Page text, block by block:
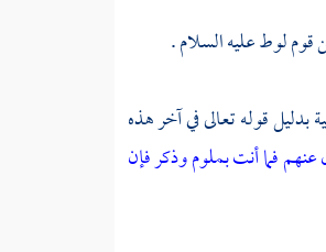
قوم لوطعليه السلام .
بدليل قوله تعالى في آخر هذه
عنهم فما أنت بملوموذكر فإن